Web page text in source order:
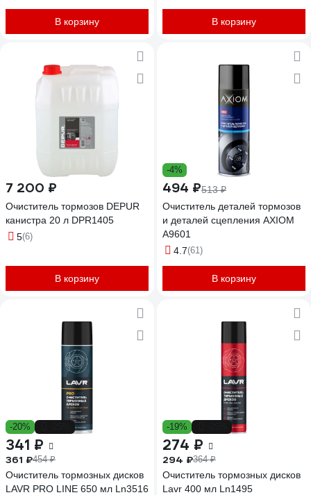
В корзину В корзину
7 200 ₽
Очиститель тормозов DEPUR
канистра 20 л DPR1405
5(6)
В корзину
-4%
494 ₽513 ₽
Очиститель деталей тормозов
и деталей сцепления AXIOM
A9601
4.7(61)
В корзину
-20%
341 ₽
361 ₽454 ₽
Очиститель тормозных дисков
LAVR PRO LINE 650 мл Ln3516
-19%
274 ₽
294 ₽364 ₽
Очиститель тормозных дисков
Lavr 400 мл Ln1495